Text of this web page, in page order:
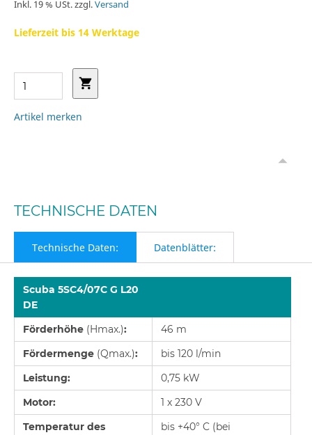
Inkl. 19 % USt. zzgl.Versand
Lieferzeit bis 14 Werktage
Artikel merken
TECHNISCHE DATEN
Technische Daten: Datenblätter:
Scuba 5SC4/07C G L20
DE
Förderhöhe (Hmax.):
46 m
Fördermenge (Qmax.):
bis 120 l/min
Leistung:
0,75 kW
Motor:
1 x 230 V
Temperatur des
bis +40° C (bei